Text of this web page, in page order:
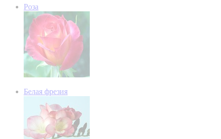
Роза
Белая фрезия